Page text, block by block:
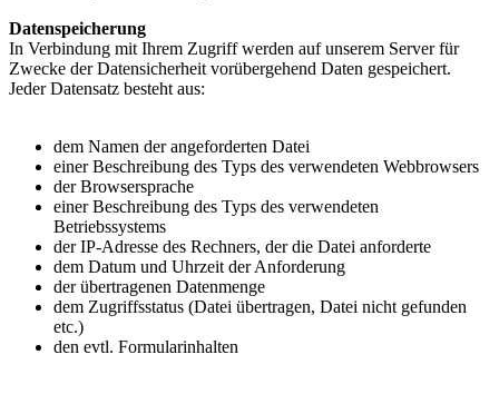
Datenspeicherung
In Verbindung mit Ihrem Zugriff werden auf unserem Server für
Zwecke der Datensicherheit vorübergehend Daten gespeichert.
Jeder Datensatz besteht aus:
dem Namen der angeforderten Datei
einer Beschreibung des Typs des verwendeten Webbrowsers
der Browsersprache
einer Beschreibung des Typs des verwendeten
Betriebssystems
der IP-Adresse des Rechners, der die Datei anforderte
dem Datum und Uhrzeit der Anforderung
der übertragenen Datenmenge
dem Zugriffsstatus (Datei übertragen, Datei nicht gefunden
etc.)
den evtl. Formularinhalten